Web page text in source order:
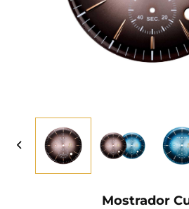
Mostrador